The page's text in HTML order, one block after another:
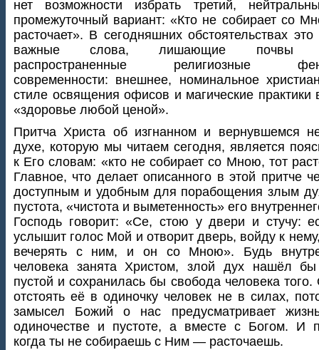
нет возможности избрать третий,
промежуточный вариант: «Кто не собирает со
расточает». В сегодняшних обстоятельствах это
важные слова, лишающие почвы
распространенные религиозные
современности: внешнее, номинальное
стиле освящения офисов и магические практики
«здоровье любой ценой».
Притча Христа об изгнанном и вернувшемся
духе, которую мы читаем сегодня, является
к Его словам: «кто не собирает со Мною, тот
Главное, что делает описанного в этой притче
доступным и удобным для порабощения злым
пустота, «чистота и выметенность» его
Господь говорит: «Се, стою у двери и стучу:
услышит голос Мой и отворит дверь, войду к
вечерять с ним, и он со Мною». Будь
человека занята Христом, злой дух нашёл
пустой и сохранилась бы свобода человека того.
отстоять её в одиночку человек не в силах,
замысел Божий о нас предусматривает
одиночестве и пустоте, а вместе с Богом. И
когда ты не собираешь с Ним — расточаешь.